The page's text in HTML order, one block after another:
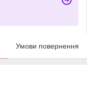
Умови повернення